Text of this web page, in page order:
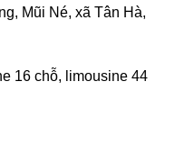
Mũi Né, xã Tân Hà,
16 chỗ, limousine 44